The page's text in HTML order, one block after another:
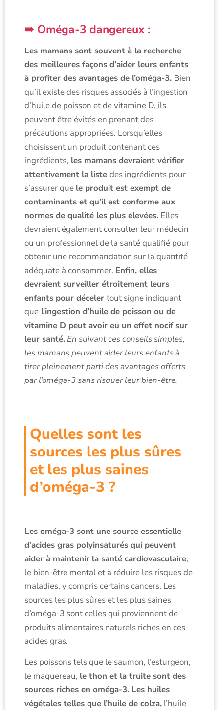
Oméga-3 dangereux :
Les mamans sont souvent à la recherche
des meilleures façons d’aider leurs enfants
à profiter des avantages de l’oméga-3. Bien
qu’il existe des risques associés à l’ingestion
d’huile de poisson et de vitamine D, ils
peuvent être évités en prenant des
précautions appropriées. Lorsqu’elles
choisissent un produit contenant ces
ingrédients, les mamans devraient vérifier
attentivement la liste des ingrédients pour
s’assurer que le produit est exempt de
contaminants et qu’il est conforme aux
normes de qualité les plus élevées. Elles
devraient également consulter leur médecin
ou un professionnel de la santé qualifié pour
obtenir une recommandation sur la quantité
adéquate à consommer. Enfin, elles
devraient surveiller étroitement leurs
enfants pour déceler tout signe indiquant
que l’ingestion d’huile de poisson ou de
vitamine D peut avoir eu un effet nocif sur
leur santé. En suivant ces conseils simples,
les mamans peuvent aider leurs enfants à
tirer pleinement parti des avantages offerts
par l’oméga-3 sans risquer leur bien-être.
Quelles sont les
sources les plus sûres
et les plus saines
d’oméga-3 ?
Les oméga-3 sont une source essentielle
d’acides gras polyinsaturés qui peuvent
aider à maintenir la santé cardiovasculaire,
le bien-être mental et à réduire les risques de
maladies, y compris certains cancers. Les
sources les plus sûres et les plus saines
d’oméga-3 sont celles qui proviennent de
produits alimentaires naturels riches en ces
acides gras.
Les poissons tels que le saumon, l’esturgeon,
le maquereau, le thon et la truite sont des
sources riches en oméga-3. Les huiles
végétales telles que l’huile de colza, l’huile